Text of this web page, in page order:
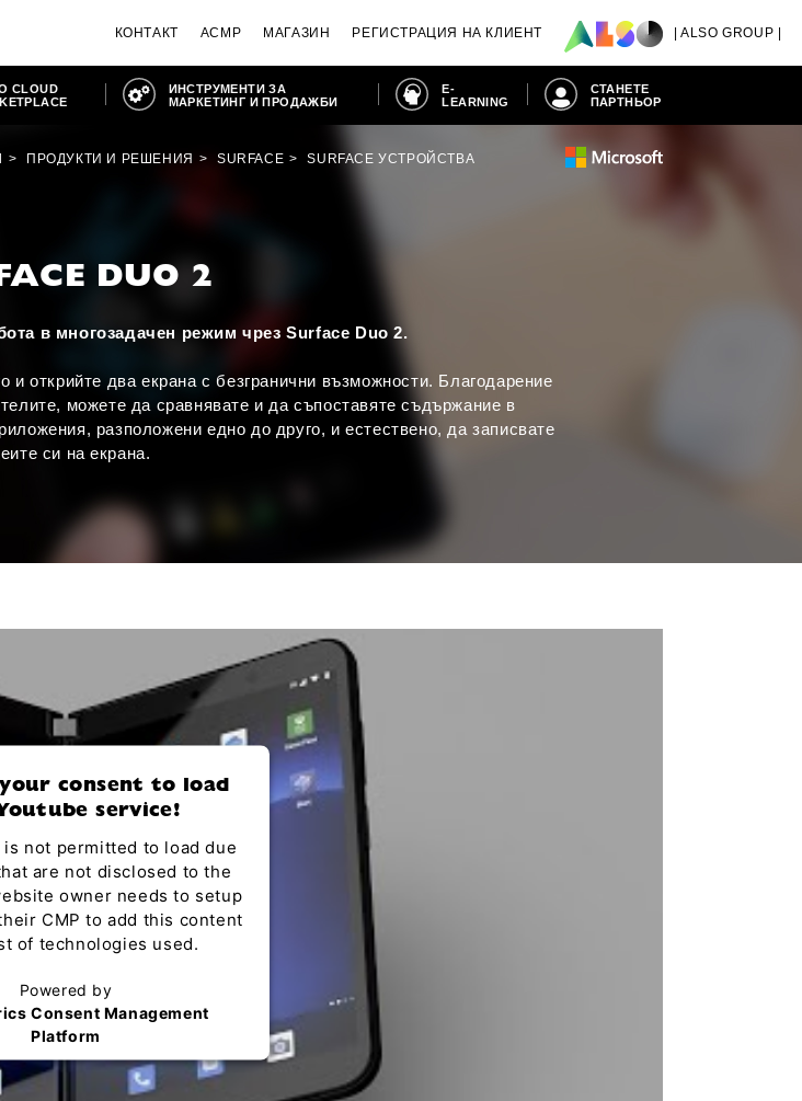
| ALSO GROUP |
КОНТАКТ ACMP МАГАЗИН РЕГИСТРАЦИЯ НА КЛИЕНТ
CLOUD
ИНСТРУМЕНТИ ЗА
МАРКЕТИНГ И ПРОДАЖБИ
E-
LEARNING
СТАНЕТЕ
ПАРТНЬОР
ПРОДУКТИ И РЕШЕНИЯ SURFACE
SURFACE УСТРОЙСТВА
DUO 2
в многозадачен режим чрез Surface Duo 2.
открийте два екрана с безгранични възможности. Благодарение
можете да сравнявате и да съпоставяте съдържание в
разположени едно до друго, и естествено, да записвате
си на екрана.
your consent to load
service!
not permitted to load due
are not disclosed to the
owner needs to setup
CMP to add this content
of technologies used.
Powered by
Consent Management
Platform